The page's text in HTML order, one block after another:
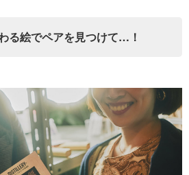
る絵でペアを見つけて…！